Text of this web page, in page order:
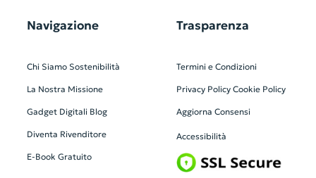
Navigazione
Chi Siamo Sostenibilità
La Nostra Missione
Gadget Digitali Blog
Diventa Rivenditore
E-Book Gratuito
Trasparenza
Termini e Condizioni
Privacy Policy Cookie Policy
Aggiorna Consensi
Accessibilità